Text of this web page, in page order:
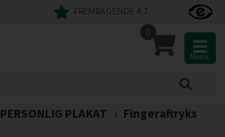
FREMRAGENDE 4,7
0
Menu
PERSONLIG PLAKAT › Fingeraftryks